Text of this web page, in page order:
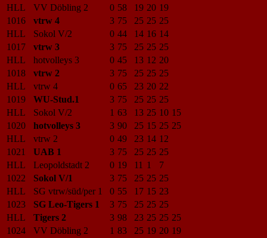
HLL
VV Döbling 2 0 58 19 20 19
1016
vtrw 4 3 75 25 25 25
HLL
Sokol V/2 0 44 14 16 14
1017
vtrw 3 3 75 25 25 25
HLL
hotvolleys 3 0 45 13 12 20
1018
vtrw 2 3 75 25 25 25
HLL
vtrw 4 0 65 23 20 22
1019
WU-Stud.1 3 75 25 25 25
HLL
Sokol V/2 1 63 13 25 10 15
1020
hotvolleys 3 3 90 25 15 25 25
HLL
vtrw 2 0 49 23 14 12
1021
UAB 1 3 75 25 25 25
HLL
Leopoldstadt 2 0 19 11 1
7
1022
Sokol V/1 3 75 25 25 25
HLL
SG vtrw/süd/per 1 0 55 17 15 23
1023
SG Leo-Tigers 1 3 75 25 25 25
HLL
Tigers 2 3 98 23 25 25 25
1024
VV Döbling 2 1 83 25 19 20 19